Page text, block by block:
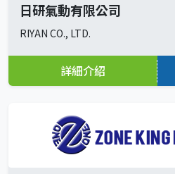
日研氣動有限公司
RIYAN CO., LTD.
詳細介紹